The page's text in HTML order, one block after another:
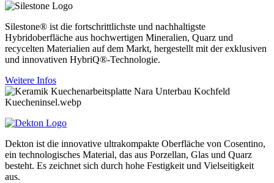
Silestone® ist die fortschrittlichste und nachhaltigste
Hybridoberfläche aus hochwertigen Mineralien, Quarz und
recycelten Materialien auf dem Markt, hergestellt mit der exklusiven
und innovativen HybriQ®-Technologie.
Weitere Infos
Dekton ist die innovative ultrakompakte Oberfläche von Cosentino,
ein technologisches Material, das aus Porzellan, Glas und Quarz
besteht. Es zeichnet sich durch hohe Festigkeit und Vielseitigkeit
aus.